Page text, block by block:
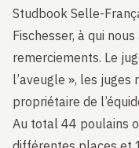
Studbook Selle-
Fischesser, à qui
remerciements. Le
l’aveugle », les juges
propriétaire de
Au total 44 poulains